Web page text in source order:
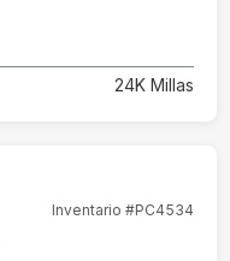
24K Millas
Inventario #PC4534